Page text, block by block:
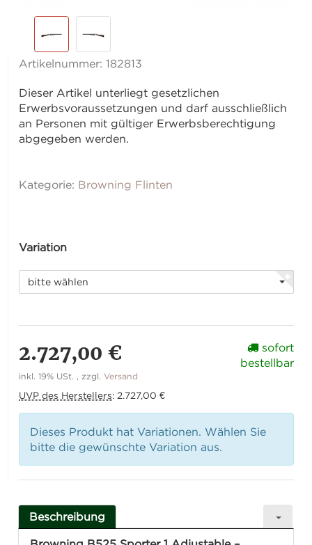
Artikelnummer:182813
Dieser Artikel unterliegt gesetzlichen
Erwerbsvoraussetzungen und darf ausschließlich
an Personen mit gültiger Erwerbsberechtigung
abgegeben werden.
Kategorie: Browning Flinten
Variation
bitte wählen
2.727,00 €
inkl. 19% USt. , zzgl.Versand
UVP des Herstellers: 2.727,00 €
sofort
bestellbar
Dieses Produkt hat Variationen. Wählen Sie
bitte die gewünschte Variation aus.
Beschreibung